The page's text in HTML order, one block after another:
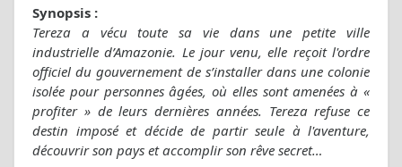
Synopsis :
Tereza a vécu toute sa vie dans une petite ville
industrielle d’Amazonie. Le jour venu, elle reçoit l'ordre
officiel du gouvernement de s’installer dans une colonie
isolée pour personnes âgées, où elles sont amenées à «
profiter » de leurs dernières années. Tereza refuse ce
destin imposé et décide de partir seule à l'aventure,
découvrir son pays et accomplir son rêve secret…